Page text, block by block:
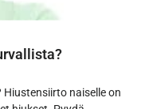
naiselle on